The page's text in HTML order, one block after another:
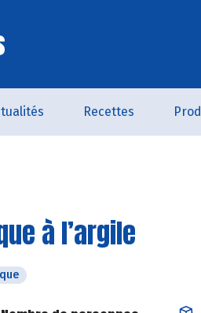
Recettes
à l’argile